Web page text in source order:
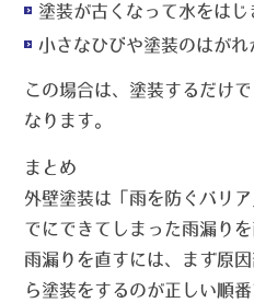
塗装が古くなって水をは
小さなひびや塗装のはがれ
この場合は、塗装するだけ
なります。
まとめ
外壁塗装は「雨を防ぐバリ
でにできてしまった雨漏り
雨漏りを直すには、まず原
ら塗装をするのが正しい順番